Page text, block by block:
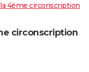
4ème circonscription
circonscription